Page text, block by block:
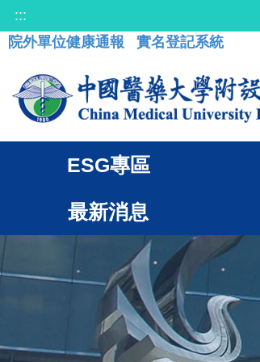
:::
院外單位健康通報
實名登記系統
ESG專區
最新消息